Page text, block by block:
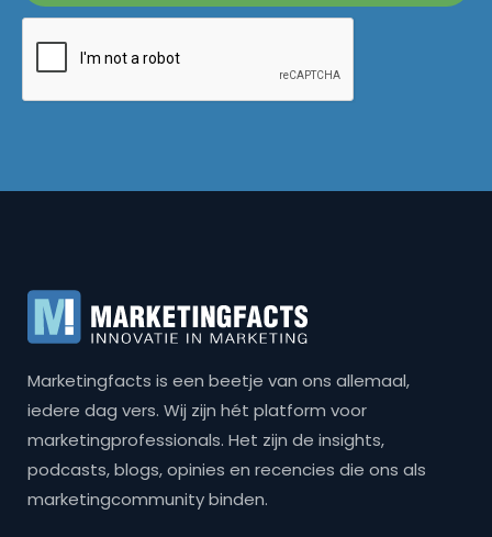
Marketingfacts is een beetje van ons allemaal,
iedere dag vers. Wij zijn hét platform voor
marketingprofessionals. Het zijn de insights,
podcasts, blogs, opinies en recencies die ons als
marketingcommunity binden.